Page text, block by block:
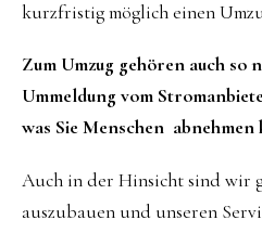
kurzfristig möglich einen
Zum Umzug gehören auch so
Ummeldung vom
was Sie Menschen abnehmen
Auch in der Hinsicht sind wir
auszubauen und unseren